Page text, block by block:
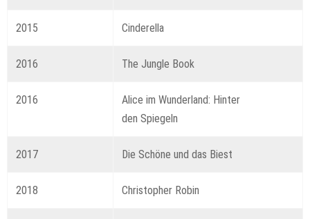
2015 Cinderella
2016 The Jungle Book
2016
Alice im Wunderland: Hinter
den Spiegeln
2017 Die Schöne und das Biest
2018 Christopher Robin